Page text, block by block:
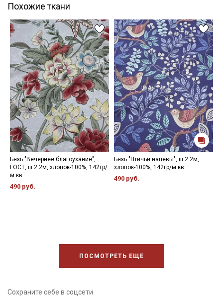
Похожие ткани
Бязь "Вечернее благоухание",
ГОСТ, ш.2.2м, хлопок-100%, 142гр/
м.кв
490 руб.
Бязь "Птичьи напевы", ш.2.2м,
хлопок-100%, 142гр/м.кв
490 руб.
ПОСМОТРЕТЬ ЕЩЕ
Сохраните себе в соцсети